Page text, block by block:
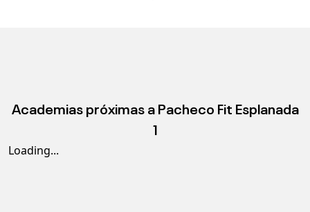
Academias próximas a Pacheco Fit Esplanada
1
Loading...